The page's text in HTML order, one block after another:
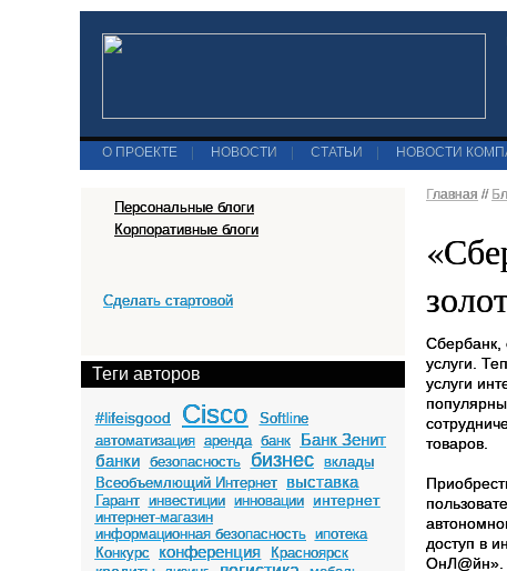
О ПРОЕКТЕ НОВОСТИ СТАТЬИ НОВОСТИ
Персональные блоги
Корпоративные блоги
Сделать стартовой
Теги авторов
#lifeisgood Cisco
Softline
автоматизация аренда банк
Банк Зенит
банки безопасность бизнес
вклады
Всеобъемлющий Интернет
выставка
Гарант инвестиции инновации интернет
интернет-магазин
информационная безопасность ипотека
Конкурс
конференция Красноярск
Главная //
Сбербанк,
услуги.
услуги
товаров.
доступ в
ОнЛ@йн».